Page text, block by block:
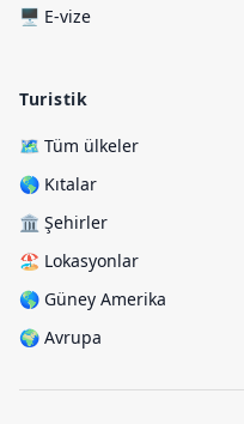
🖥️ E-vize
Turistik
🗺️ Tüm ülkeler
🌎 Kıtalar
🏛️ Şehirler
🏖️ Lokasyonlar
🌎 Güney Amerika
🌍 Avrupa